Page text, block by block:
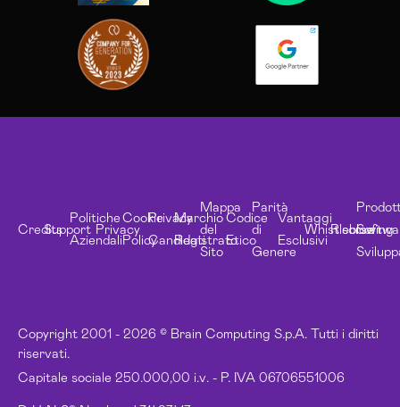
Copyright 2001 - 2026 © Brain Computing S.p.A. Tutti i diritti
riservati.
Capitale sociale 250.000,00 i.v. - P. IVA 06706551006
CreditsSupport
Politiche
Aziendali
Privacy
Cookie
Policy
Privacy
Candidati
Marchio
Registrato
Mappa
del
Sito
Codice
Etico
Parità
di
Genere
Vantaggi
Esclusivi
Whistleblowing
Risorse